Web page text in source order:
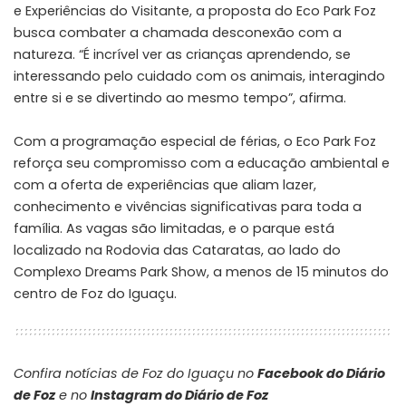
e Experiências do Visitante, a proposta do Eco Park Foz
busca combater a chamada desconexão com a
natureza. “É incrível ver as crianças aprendendo, se
interessando pelo cuidado com os animais, interagindo
entre si e se divertindo ao mesmo tempo”, afirma.
Com a programação especial de férias, o Eco Park Foz
reforça seu compromisso com a educação ambiental e
com a oferta de experiências que aliam lazer,
conhecimento e vivências significativas para toda a
família. As vagas são limitadas, e o parque está
localizado na Rodovia das Cataratas, ao lado do
Complexo Dreams Park Show, a menos de 15 minutos do
centro de Foz do Iguaçu.
Confira notícias de Foz do Iguaçu no Facebook do Diário
de Foze no Instagram do Diário de Foz